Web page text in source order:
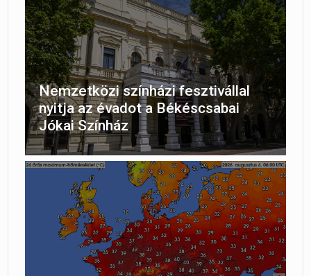
Nemzetközi színházi fesztivállal
nyitja az évadot a Békéscsabai
Jókai Színház